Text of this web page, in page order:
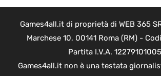
Games4all.it di proprietà di WEB 365
Marchese 10, 00141 Roma (RM) -
Partita I.V.A. 12279101005
Games4all.it non è una testata